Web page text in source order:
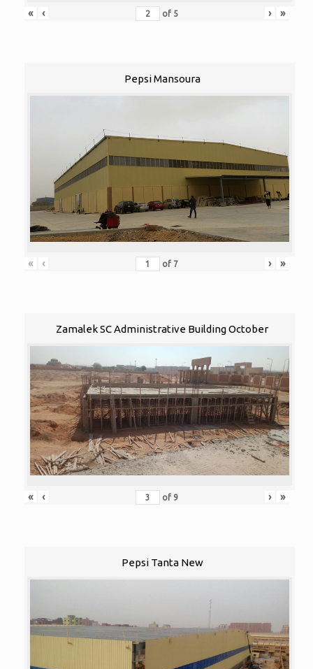
« ‹ of 5 › »
Pepsi Mansoura
« ‹ of 7 › »
Zamalek SC Administrative Building October
« ‹ of 9 › »
Pepsi Tanta New